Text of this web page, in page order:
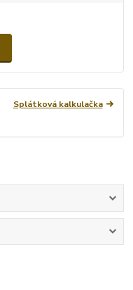
Splátková kalkulačka